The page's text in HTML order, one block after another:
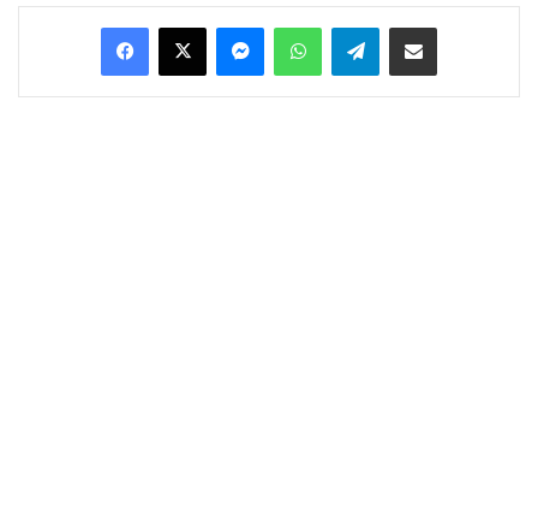
Facebook
X MessengerWhatsAppTelegramCondividi via Email